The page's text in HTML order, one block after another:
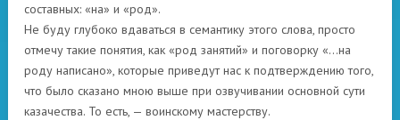
составных: «на» и «род».
Не буду глубоко вдаваться в семантику этого слова, просто
отмечу такие понятия, как «род занятий» и поговорку «…на
роду написано», которые приведут нас к подтверждению того,
что было сказано мною выше при озвучивании основной сути
казачества. То есть, — воинскому мастерству.